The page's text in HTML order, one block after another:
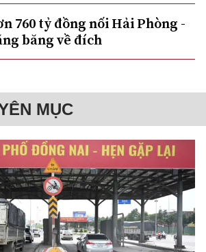
760 tỷ đồng nối Hải Phòng -
băng về đích
MỤC